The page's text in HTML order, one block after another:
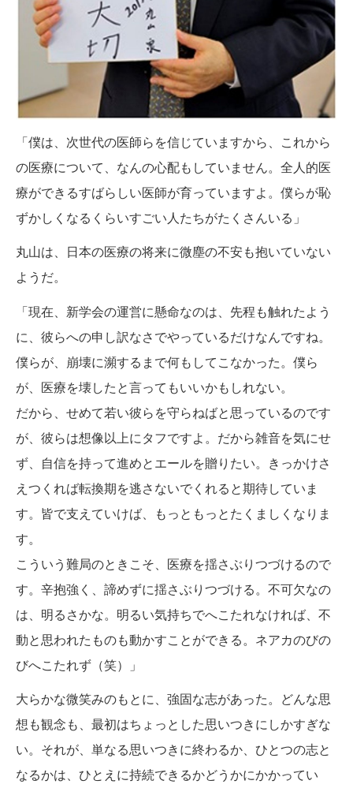
「僕は、次世代の医師らを信じていますから、これから
の医療について、なんの心配もしていません。全人的医
療ができるすばらしい医師が育っていますよ。僕らが恥
ずかしくなるくらいすごい人たちがたくさんいる」
丸山は、日本の医療の将来に微塵の不安も抱いていない
ようだ。
「現在、新学会の運営に懸命なのは、先程も触れたよう
に、彼らへの申し訳なさでやっているだけなんですね。
僕らが、崩壊に瀕するまで何もしてこなかった。僕ら
が、医療を壊したと言ってもいいかもしれない。
だから、せめて若い彼らを守らねばと思っているのです
が、彼らは想像以上にタフですよ。だから雑音を気にせ
ず、自信を持って進めとエールを贈りたい。きっかけさ
えつくれば転換期を逃さないでくれると期待していま
す。皆で支えていけば、もっともっとたくましくなりま
す。
こういう難局のときこそ、医療を揺さぶりつづけるので
す。辛抱強く、諦めずに揺さぶりつづける。不可欠なの
は、明るさかな。明るい気持ちでへこたれなければ、不
動と思われたものも動かすことができる。ネアカのびの
びへこたれず（笑）」
大らかな微笑みのもとに、強固な志があった。どんな思
想も観念も、最初はちょっとした思いつきにしかすぎな
い。それが、単なる思いつきに終わるか、ひとつの志と
なるかは、ひとえに持続できるかどうかにかかってい